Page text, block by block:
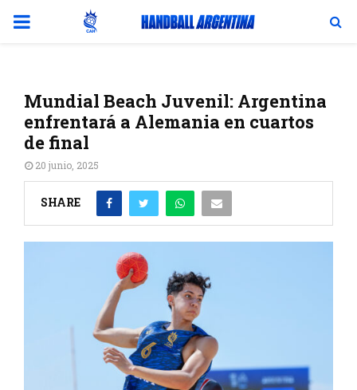
PRIMARY
Mundial Beach Juvenil: Argentina
enfrentará a Alemania en cuartos
de final
20 junio, 2025
SHARE